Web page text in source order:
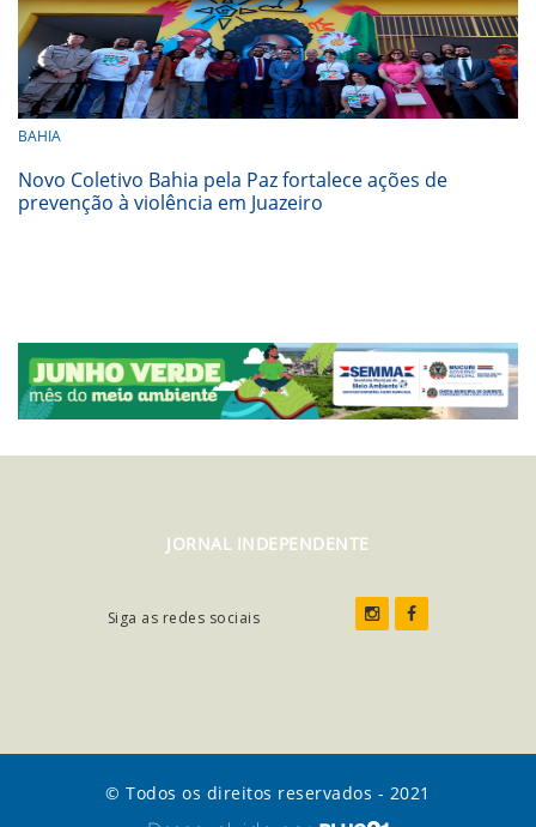
BAHIA
Novo Coletivo Bahia pela Paz fortalece ações de
prevenção à violência em Juazeiro
JORNAL INDEPENDENTE
Siga as redes sociais
© Todos os direitos reservados - 2021